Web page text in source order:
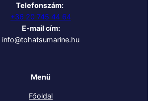
Telefonszám:
+36 20 745 44 64
E-mail cím:
info@tohatsumarine.hu
Menü
Főoldal